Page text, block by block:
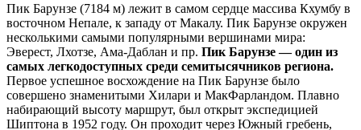
Пик Барунзе (7184 м) лежит в самом сердце массива Кхумбу в
восточном Непале, к западу от Макалу. Пик Барунзе окружен
несколькими самыми популярными вершинами мира:
Эверест, Лхотзе, Ама-Даблан и пр. Пик Барунзе — один из
самых легкодоступных среди семитысячников региона.
Первое успешное восхождение на Пик Барунзе было
совершено знаменитыми Хилари и МакФарландом. Плавно
набирающий высоту маршрут, был открыт экспедицией
Шиптона в 1952 году. Он проходит через Южный гребень,